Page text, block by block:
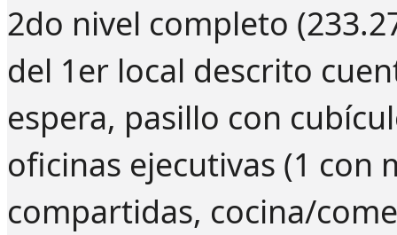
2do nivel completo
del 1er local descrito
espera, pasillo con
oficinas ejecutivas (1 con
compartidas, cocina/